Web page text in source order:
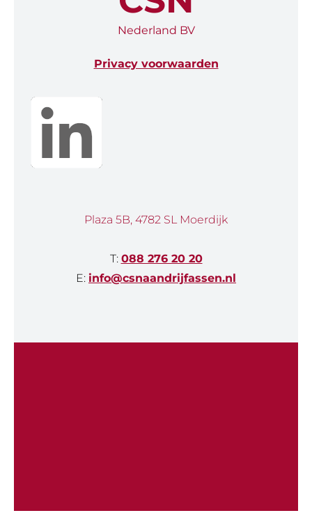
Nederland BV
Privacy voorwaarden
Plaza 5B, 4782 SL Moerdijk
T: 088 276 20 20
E: info@csnaandrijfassen.nl